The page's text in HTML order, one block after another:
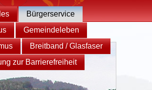
Bürgerservice
Gemeindeleben
Breitband / Glasfaser
zur Barrierefreiheit